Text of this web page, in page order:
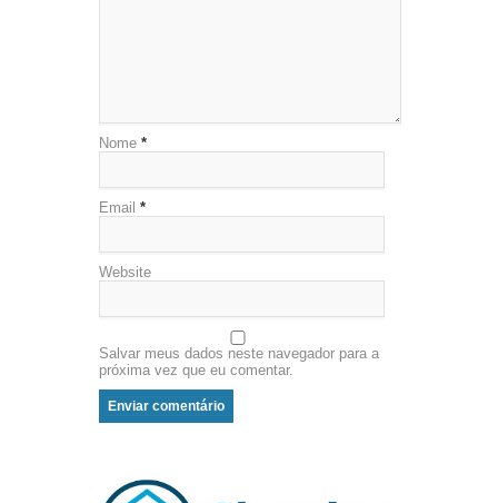
Nome *
Email *
Website
Salvar meus dados neste navegador para a
próxima vez que eu comentar.